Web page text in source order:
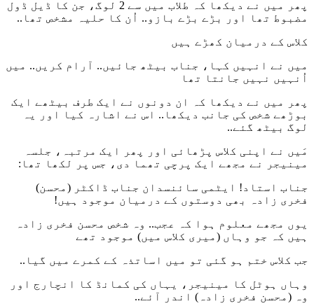
پھر میں نے دیکھا کہ طلاب میں سے 2 لوگ، جن کا ڈیل ڈول
مضبوط تھا اور بڑے بڑے بازو.. اُن کا حلیہ مشخص تھا..
کلاس کے درمیان کھڑے ہیں
میں نے انہیں کہا، جناب بیٹھ جائیں.. آرام کریں.. میں
اُنہیں نہیں جانتا تھا
پھر میں نے دیکھا کہ ان دونوں نے ایک طرف بیٹھے ایک
بوڑھے شخص کی جانب دیکھا.. اس نے اشارہ کیا اور یہ
لوگ بیٹھ گئے..
مَیں نے اپنی کلاس پڑھائی اور پھر ایک مرتبہ، جلسہ
مینیجر نے مجھے ایک پرچی تھما دی، جس پر لکھا تھا:
جناب استاد! ایٹمی سائنسدان جناب ڈاکٹر (محسن)
فخری زادہ بھی دوستوں کے درمیان موجود ہیں!
یوں مجھے معلوم ہوا کہ عجب.. وہ شخص محسن فخری زادہ
ہیں کہ جو وہاں (میری کلاس میں) موجود تھے
جب کلاس ختم ہو گئی تو میں اساتذہ کے کمرے میں گیا..
وہاں ہوٹل کا مینیجر، یہاں کی کمانڈ کا انچارج اور
وہ (محسن فخری زادہ) اندر آئے..